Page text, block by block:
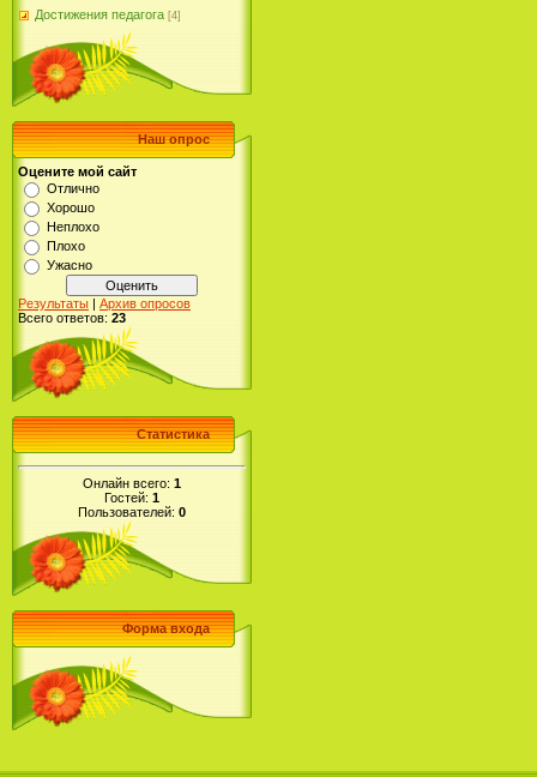
Достижения педагога [4]
Наш опрос
Оцените мой сайт
Отлично
Хорошо
Неплохо
Плохо
Ужасно
Результаты | Архив опросов
Всего ответов: 23
Статистика
Онлайн всего: 1
Гостей: 1
Пользователей: 0
Форма входа